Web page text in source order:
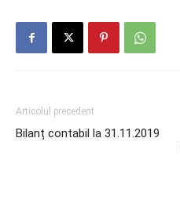
Articolul precedent
Bilanț contabil la 31.11.2019